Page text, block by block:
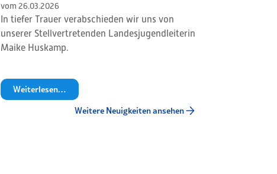
vom 26.03.2026
In tiefer Trauer verabschieden wir uns von
unserer Stellvertretenden Landesjugendleiterin
Maike Huskamp.
Weiterlesen…
Weitere Neuigkeiten ansehen